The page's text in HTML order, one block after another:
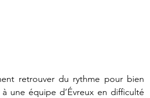
retrouver du rythme pour bien
une équipe d’Évreux en difficulté